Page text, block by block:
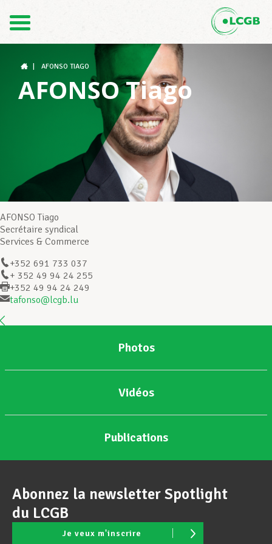
DE
Structures syndicales
Assistance au Travail
Assistance en vie privée
Développement professionnel
Devenir Membre
AFONSO TIAGO
AFONSO Tiago
AFONSO Tiago
Secrétaire syndical
Services & Commerce
+352 691 733 037
+ 352 49 94 24 255
+352 49 94 24 249
tafonso@lcgb.lu
Photos
Vidéos
Publications
Abonnez la newsletter Spotlight
du LCGB
Je veux m'inscrire